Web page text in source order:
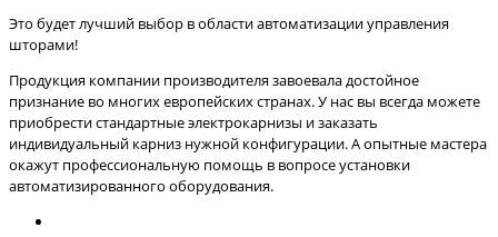
Это будет лучший выбор в области автоматизации управления
шторами!
Продукция компании производителя завоевала достойное
признание во многих европейских странах. У нас вы всегда можете
приобрести стандартные электрокарнизы и заказать
индивидуальный карниз нужной конфигурации. А опытные мастера
окажут профессиональную помощь в вопросе установки
автоматизированного оборудования.